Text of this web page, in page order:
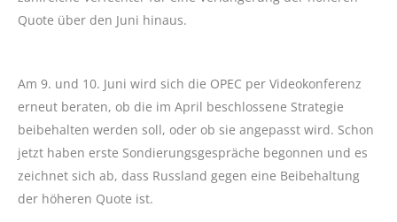
Quote über den Juni hinaus.
Am 9. und 10. Juni wird sich die OPEC per Videokonferenz
erneut beraten, ob die im April beschlossene Strategie
beibehalten werden soll, oder ob sie angepasst wird. Schon
jetzt haben erste Sondierungsgespräche begonnen und es
zeichnet sich ab, dass Russland gegen eine Beibehaltung
der höheren Quote ist.